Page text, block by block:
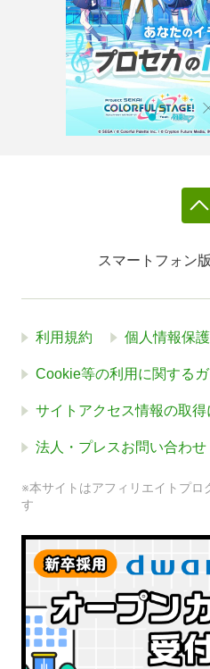
スマートフォン版
利用規約 個人情報保
Cookie等の利用に関する
サイトアクセス情報の取得
法人・プレスお問い合わせ
※本サイトはアフィリエイトプロ
す